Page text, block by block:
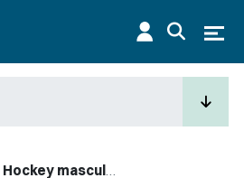
Hockey masculin